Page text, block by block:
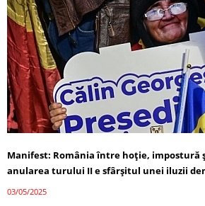
Manifest: România între hoție, impostură
anularea turului II e sfârșitul unei iluzii
03/05/2025